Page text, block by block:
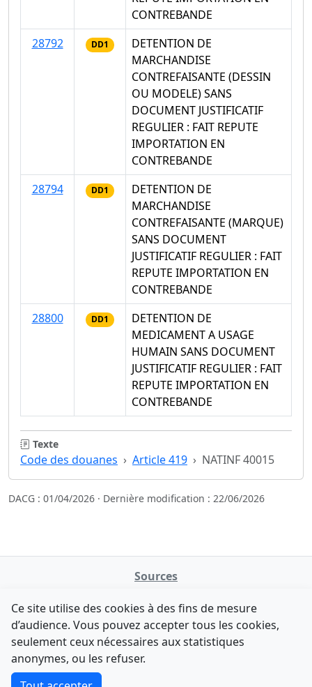
CONTREBANDE
28792
DD1
DETENTION DE
MARCHANDISE
CONTREFAISANTE (DESSIN
OU MODELE) SANS
DOCUMENT JUSTIFICATIF
REGULIER : FAIT REPUTE
IMPORTATION EN
CONTREBANDE
28794
DD1
DETENTION DE
MARCHANDISE
CONTREFAISANTE (MARQUE)
SANS DOCUMENT
JUSTIFICATIF REGULIER : FAIT
REPUTE IMPORTATION EN
CONTREBANDE
28800
DD1
DETENTION DE
MEDICAMENT A USAGE
HUMAIN SANS DOCUMENT
JUSTIFICATIF REGULIER : FAIT
REPUTE IMPORTATION EN
CONTREBANDE
Texte
Code des douanes Article 419 NATINF 40015
DACG : 01/04/2026 · Dernière modification : 22/06/2026
Sources
data.gouv.fr
Legifrance - API
Contact
F-Droid·App Store
Comment avez-vous découvert NATINFo ?
Une courte réponse suffit (500 caractères max).
Ce site utilise des cookies à des fins de mesure
d’audience. Vous pouvez accepter tous les cookies,
seulement ceux nécessaires aux statistiques
anonymes, ou les refuser.